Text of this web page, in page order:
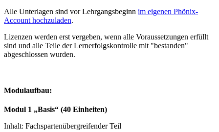
Alle Unterlagen sind vor Lehrgangsbeginn im eigenen Phönix-
Account hochzuladen.
Lizenzen werden erst vergeben, wenn alle Voraussetzungen erfüllt
sind und alle Teile der Lernerfolgskontrolle mit "bestanden"
abgeschlossen wurden.
Modulaufbau:
Modul 1 „Basis“ (40 Einheiten)
Inhalt: Fachspartenübergreifender Teil